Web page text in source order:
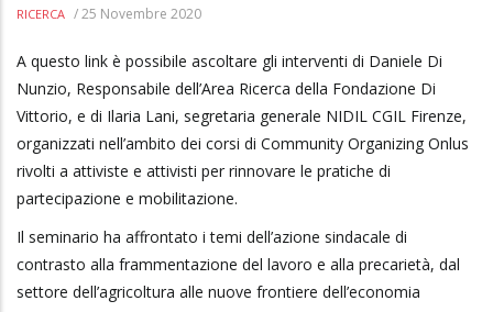
RICERCA /25 Novembre 2020
A questo link è possibile ascoltare gli interventi di Daniele Di
Nunzio, Responsabile dell’Area Ricerca della Fondazione Di
Vittorio, e di Ilaria Lani, segretaria generale NIDIL CGIL Firenze,
organizzati nell’ambito dei corsi di Community Organizing Onlus
rivolti a attiviste e attivisti per rinnovare le pratiche di
partecipazione e mobilitazione.
Il seminario ha affrontato i temi dell’azione sindacale di
contrasto alla frammentazione del lavoro e alla precarietà, dal
settore dell’agricoltura alle nuove frontiere dell’economia